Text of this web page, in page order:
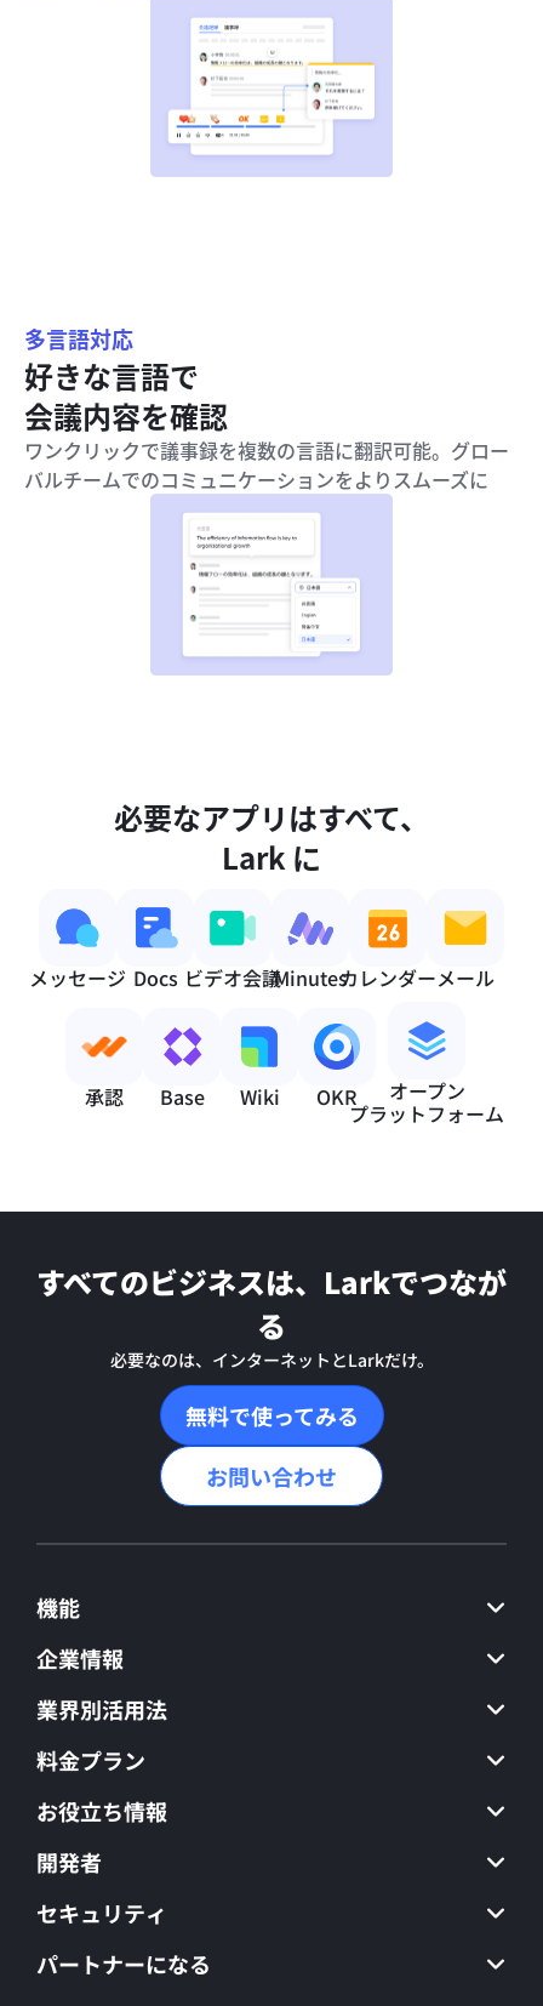
多言語対応
好きな言語で
会議内容を確認
ワンクリックで議事録を複数の言語に翻訳可能。グロー
バルチームでのコミュニケーションをよりスムーズに
必要なアプリはすべて、
Lark に
メッセージ Docs ビデオ会議Minutesカレンダーメール
承認 Base Wiki OKR オープン
プラットフォーム
すべてのビジネスは、Larkでつなが
る
必要なのは、インターネットとLarkだけ。
無料で使ってみる
お問い合わせ
機能
企業情報
業界別活用法
料金プラン
お役立ち情報
開発者
セキュリティ
パートナーになる